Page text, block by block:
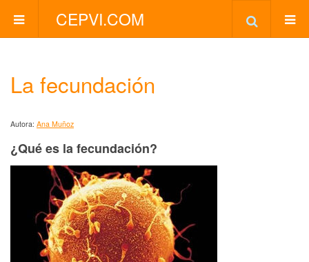
CEPVI.COM
La fecundación
Autora: Ana Muñoz
¿Qué es la fecundación?